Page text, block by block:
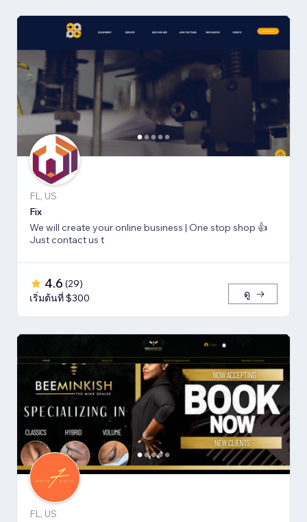
FL, US
Fix
We will create your online business | One stop shop 👍
Just contact us t
4.6 (29)
เริ่มต้นที่ $300
ดู
FL, US